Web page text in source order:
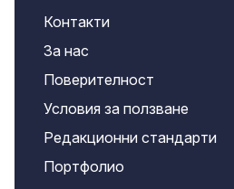
Контакти
За нас
Поверителност
Условия за ползване
Редакционни стандарти
Портфолио